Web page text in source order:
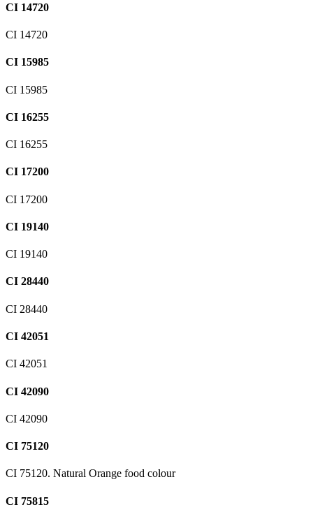
CI 14720
CI 14720
CI 15985
CI 15985
CI 16255
CI 16255
CI 17200
CI 17200
CI 19140
CI 19140
CI 28440
CI 28440
CI 42051
CI 42051
CI 42090
CI 42090
CI 75120
CI 75120. Natural Orange food colour
CI 75815